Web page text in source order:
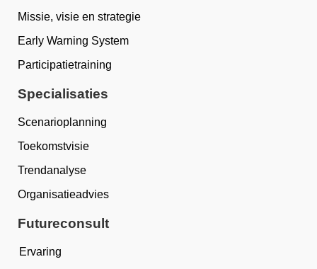
Missie, visie en strategie
Early Warning System
Participatietraining
Specialisaties
Scenarioplanning
Toekomstvisie
Trendanalyse
Organisatieadvies
Futureconsult
Ervaring